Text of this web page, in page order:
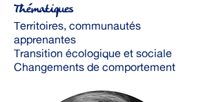
Thématiques
Territoires, communautés
apprenantes
Transition écologique et sociale
Changements de comportement